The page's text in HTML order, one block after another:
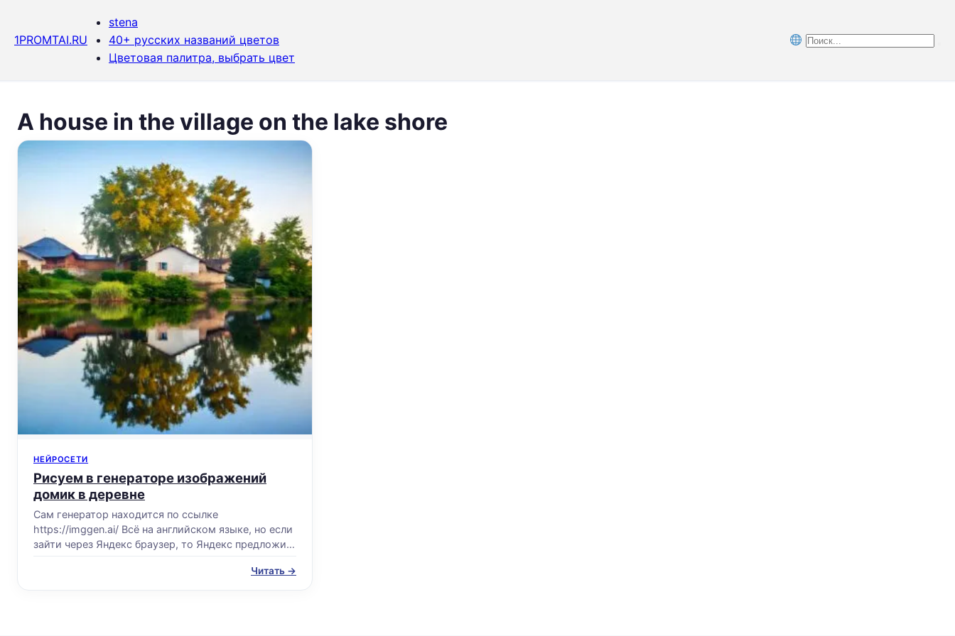
1PROMTAI.RU
stena
40+ русских названий цветов
Цветовая палитра, выбрать цвет
A house in the village on the lake shore
НЕЙРОСЕТИ
Рисуем в генераторе изображений
домик в деревне
Сам генератор находится по ссылке
https://imggen.ai/ Всё на английском языке, но если
зайти через Яндекс браузер, то Яндекс предложит
Читать →